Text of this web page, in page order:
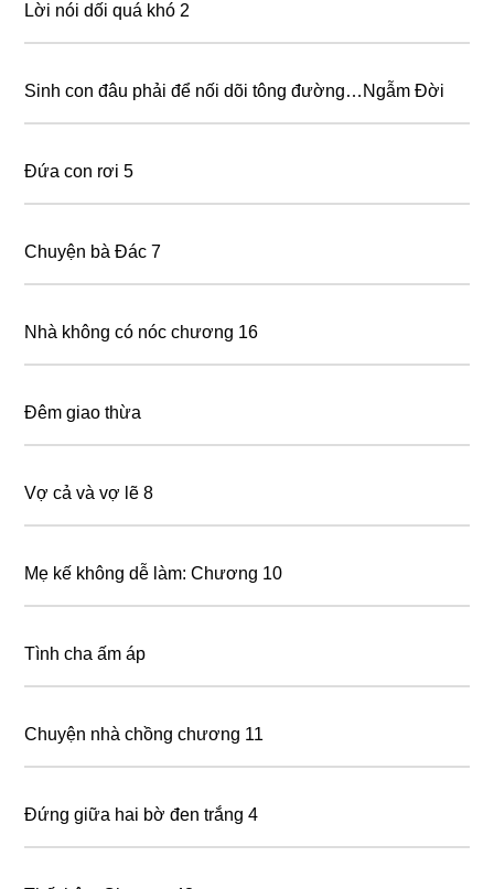
Lời nói dối quá khó 2
Sinh con đâu phải để nối dõi tông đường…Ngẫm Đời
Đứa con rơi 5
Chuyện bà Đác 7
Nhà không có nóc chương 16
Đêm giao thừa
Vợ cả và vợ lẽ 8
Mẹ kế không dễ làm: Chương 10
Tình cha ấm áp
Chuyện nhà chồng chương 11
Đứng giữa hai bờ đen trắng 4